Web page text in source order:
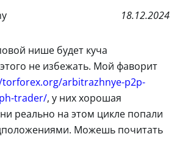
18.12.2024
нише будет куча
не избежать. Мой фаворит
arbitrazhnye-p2p-
trader/, у них хорошая
реально на этом цикле попали
Можешь почитать